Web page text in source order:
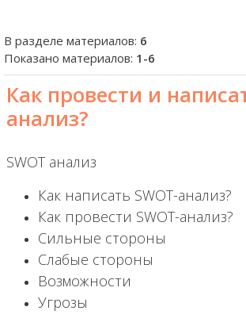
В разделе материалов: 6
Показано материалов: 1-6
Как провести и
анализ?
SWOT анализ
Как написать SWOT-анализ?
Как провести SWOT-анализ?
Сильные стороны
Слабые стороны
Возможности
Угрозы